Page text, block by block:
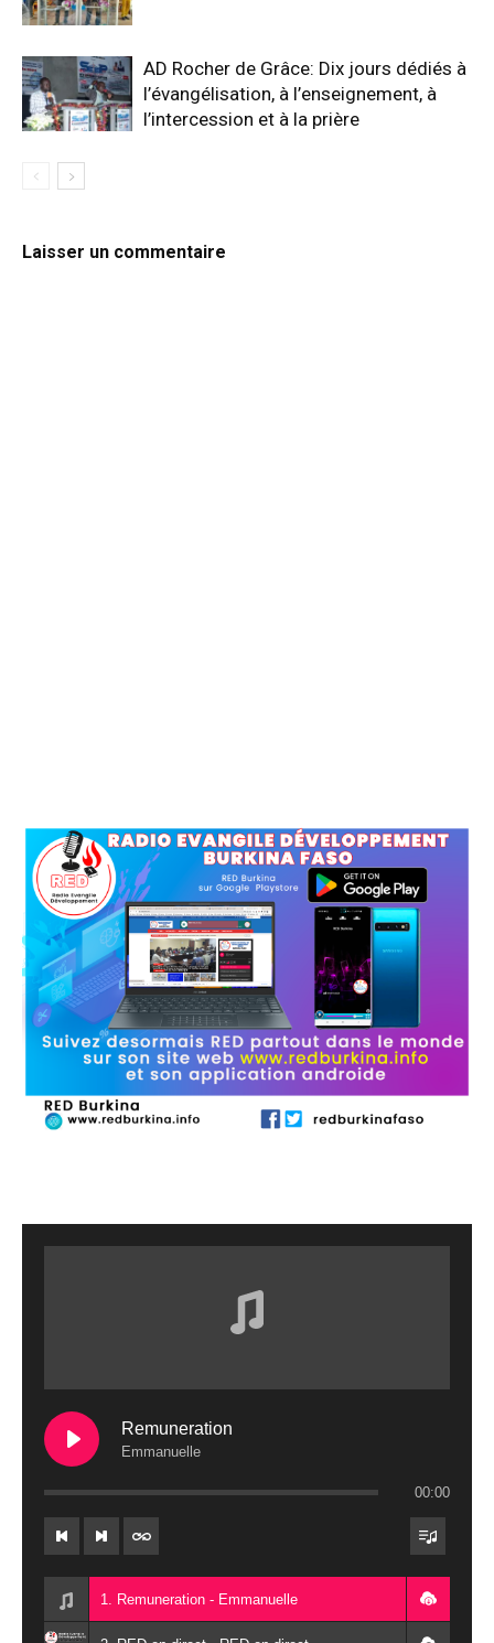
AD Rocher de Grâce: Dix jours dédiés à
l’évangélisation, à l’enseignement, à
l’intercession et à la prière
Laisser un commentaire
Remuneration
Emmanuelle
00:00
1. Remuneration - Emmanuelle